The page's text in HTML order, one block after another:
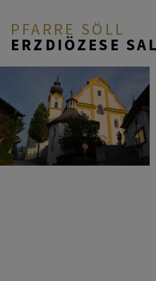
PFARRE SÖLL
ERZDIÖZESE